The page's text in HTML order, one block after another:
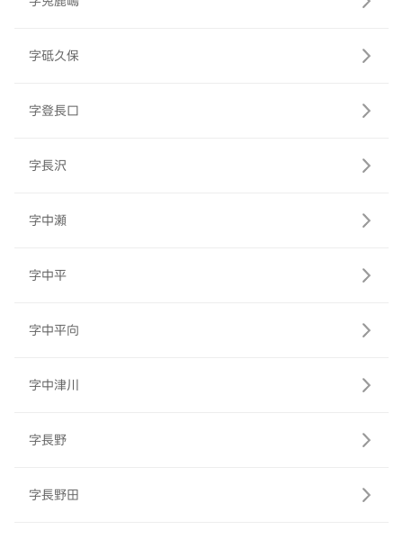
字砥久保
字登長口
字長沢
字中瀬
字中平
字中平向
字中津川
字長野
字長野田